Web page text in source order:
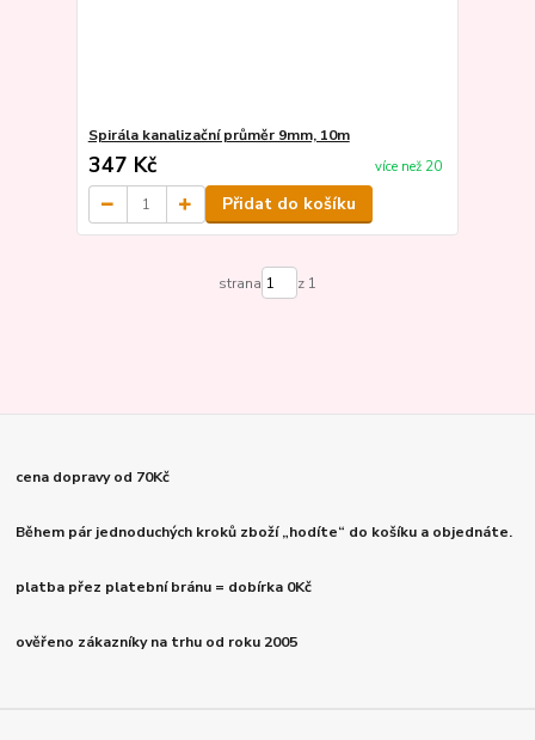
Spirála kanalizační průměr 9mm, 10m
347 Kč více než 20
Přidat do košíku
strana z 1
cena dopravy od 70Kč
Během pár jednoduchých kroků zboží „hodíte“ do košíku a objednáte.
platba přez platební bránu = dobírka 0Kč
ověřeno zákazníky na trhu od roku 2005